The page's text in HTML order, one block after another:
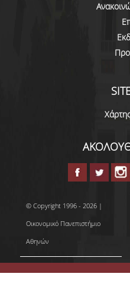
ΘΕΡΙΝΟ ΣΧΟΛΕΙΟ
ΑΝΑΚΟΙΝΩΣΕΙΣ
ΕΜΠΕΙΡΙΑΣ
© Copyright 1996 - 2026 |
Οικονομικό Πανεπιστήμιο
Αθηνών